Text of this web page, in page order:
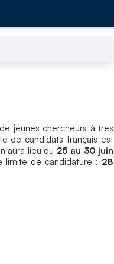
jeunes chercheurs à très
de candidats français est
aura lieu du 25 au 30 juin
limite de candidature : 28